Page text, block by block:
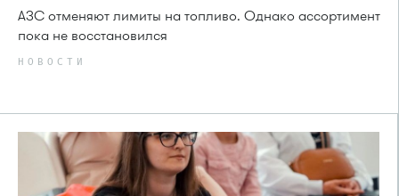
АЗС отменяют лимиты на топливо. Однако ассортимент
пока не восстановился
НОВОСТИ